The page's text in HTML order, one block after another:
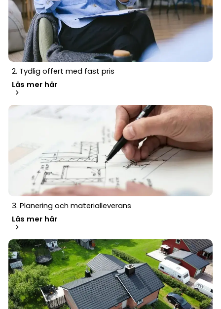
2. Tydlig offert med fast pris
Läs mer här
3. Planering och materialleverans
Läs mer här